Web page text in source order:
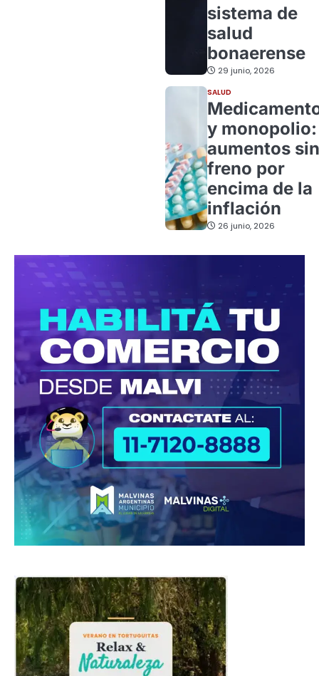
sistema de
salud
bonaerense
29 junio, 2026
SALUD
y monopolio:
aumentos sin
freno por
encima de la
inflación
26 junio, 2026